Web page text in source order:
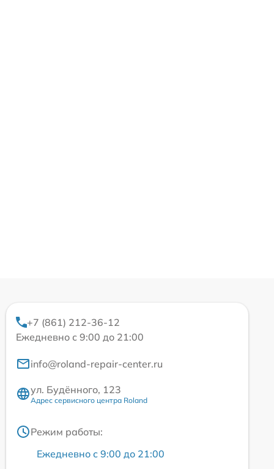
+7 (861) 212-36-12
Ежедневно с 9:00 до 21:00
info@roland-repair-center.ru
ул. Будённого, 123
Адрес сервисного центра Roland
Режим работы:
Ежедневно с 9:00 до 21:00